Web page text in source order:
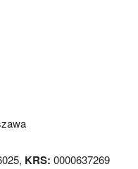
KRS: 0000637269